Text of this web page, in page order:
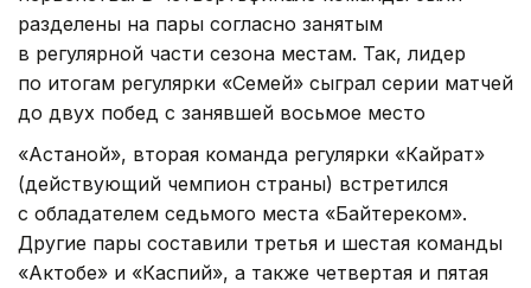
разделены на пары согласно занятым
в регулярной части сезона местам. Так, лидер
по итогам регулярки «Семей» сыграл серии матчей
до двух побед с занявшей восьмое место
«Астаной», вторая команда регулярки «Кайрат»
(действующий чемпион страны) встретился
с обладателем седьмого места «Байтереком».
Другие пары составили третья и шестая команды
«Актобе» и «Каспий», а также четвертая и пятая